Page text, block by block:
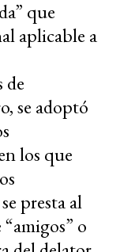
que
aplicable a
de
se adoptó
los que
presta al
o